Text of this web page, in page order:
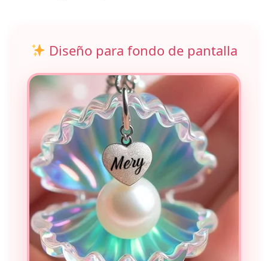
Diseño para fondo de pantalla